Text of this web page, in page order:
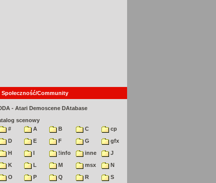
Społeczność/Community
- Atari Demoscene DAtabase
scenowy
#
A B C
cp
D
E F G
gfx
H
I !info inne
J
K
L M msx
N
O
P Q R
S